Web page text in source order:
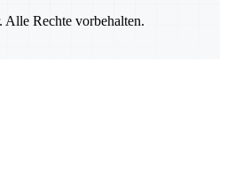
Rechte vorbehalten.